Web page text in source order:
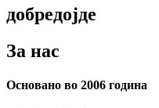
добредојде
За нас
Основано во 2006 година